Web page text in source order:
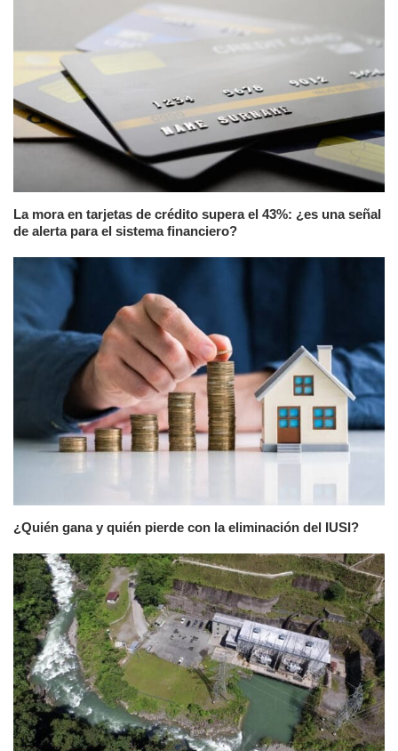
La mora en tarjetas de crédito supera el 43%: ¿es una señal
de alerta para el sistema financiero?
¿Quién gana y quién pierde con la eliminación del IUSI?